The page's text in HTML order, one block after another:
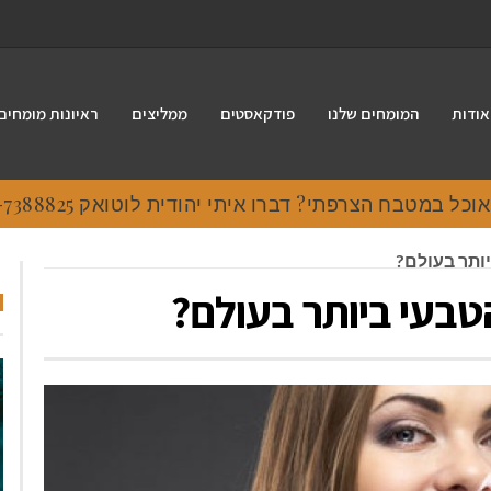
אודות המומחים שלנו פודקאסטים ממליצים ראיונות
במטבח הצרפתי? דברו איתי יהודית לוטואק 054-7388825.
בעולם?
ביותר בעולם?